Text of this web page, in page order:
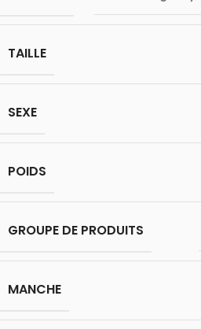
TAILLE
SEXE
POIDS
GROUPE DE PRODUITS
MANCHE